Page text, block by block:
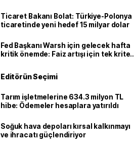
Ticaret Bakanı Bolat: Türkiye-Polonya
ticaretinde yeni hedef 15 milyar dolar
Fed Başkanı Warsh için gelecek hafta
kritik önemde: Faiz artışı için tek kriter
Editörün Seçimi
Tarım işletmelerine 634.3 milyon TL
hibe: Ödemeler hesaplara yatırıldı
Soğuk hava depoları kırsal kalkınmayı
ve ihracatı güçlendiriyor